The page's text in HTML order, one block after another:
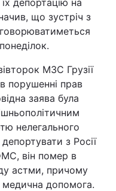
депортацію на
що зустріч з
МЗС Грузії
порушенні прав
заява була
нелегального
з Росії
він помер в
астми, причому
допомога.